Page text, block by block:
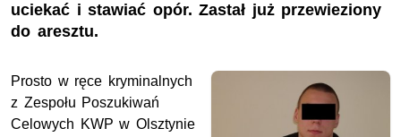
uciekać i stawiać opór. Zastał już przewieziony
do aresztu.
Prosto w ręce kryminalnych
z Zespołu Poszukiwań
Celowych KWP w Olsztynie